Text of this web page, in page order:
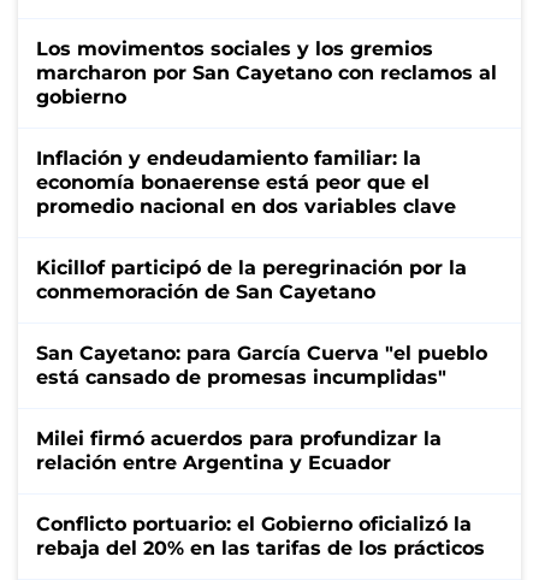
Los movimentos sociales y los gremios
marcharon por San Cayetano con reclamos al
gobierno
Inflación y endeudamiento familiar: la
economía bonaerense está peor que el
promedio nacional en dos variables clave
Kicillof participó de la peregrinación por la
conmemoración de San Cayetano
San Cayetano: para García Cuerva "el pueblo
está cansado de promesas incumplidas"
Milei firmó acuerdos para profundizar la
relación entre Argentina y Ecuador
Conflicto portuario: el Gobierno oficializó la
rebaja del 20% en las tarifas de los prácticos